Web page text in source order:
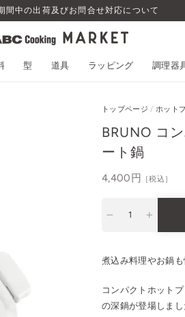
熊本地震の影響によるお荷物
型 道具 ラッピング 調理器
トップページ / ホット
BRUNO コ
ート鍋
通
4,400円 ［税込］
煮込み料理やお鍋
コンパクトホット
の深鍋が登場しまし